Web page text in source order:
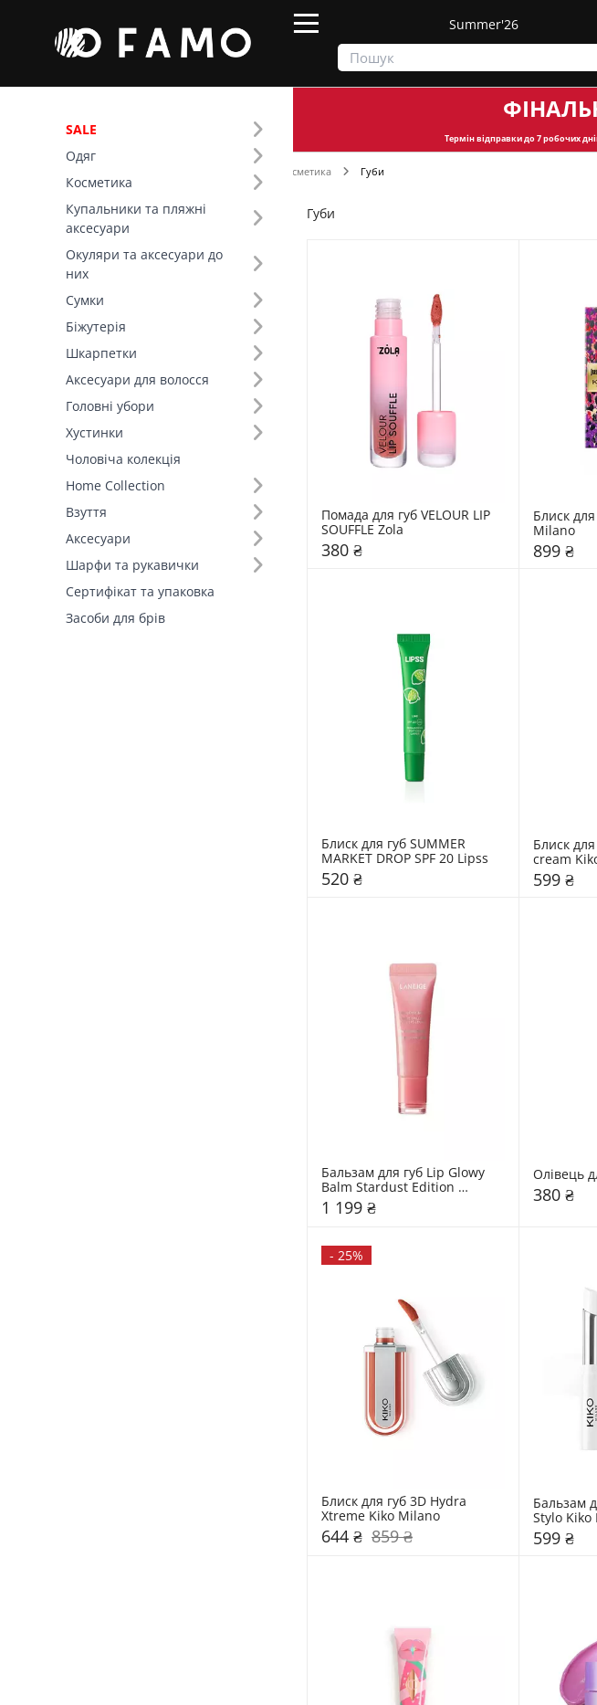
Summer'26
SALE
Одяг
Косметика
Купальники та пляжні
аксесуари
Окуляри та аксесуари до
них
Сумки
Біжутерія
Шкарпетки
Аксесуари для волосся
Головні убори
Хустинки
Чоловіча колекція
Home Collection
Взуття
Аксесуари
Шарфи та рукавички
Сертифікат та упаковка
Засоби для брів
Термін відправкидо 7 робочих
Декоративна косметика Губи
Фільтр
Ціна
SALE
Вид товару (11)
Губи
Помада для губ VELOUR LIP
SOUFFLE Zola
380 ₴
Блиск
Milano
899 ₴
Блиск для губ SUMMER
MARKET DROP SPF 20 Lipss
520 ₴
Блиск
cream
599 ₴
Бальзам для губ Lip Glowy
Balm Stardust Edition
LANEIGE 10 г
1 199 ₴
Олівець
380 ₴
- 25%
Блиск для губ 3D Hydra
Xtreme Kiko Milano
644 ₴ 859 ₴
Бальзам
Stylo Kiko
599 ₴